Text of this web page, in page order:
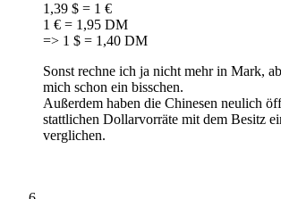
1,39 $ = 1 €
1 € = 1,95 DM
=> 1 $ = 1,40 DM
Sonst rechne ich ja nicht mehr in Mark,
mich schon ein bisschen.
Außerdem haben die Chinesen neulich
stattlichen Dollarvorräte mit dem Besitz
verglichen.